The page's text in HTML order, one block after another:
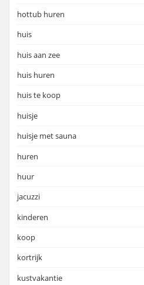
hottub huren
huis
huis aan zee
huis huren
huis te koop
huisje
huisje met sauna
huren
huur
jacuzzi
kinderen
koop
kortrijk
kustvakantie